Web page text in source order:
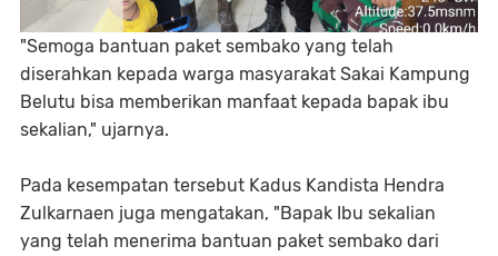
‎"Semoga bantuan paket sembako yang telah
diserahkan kepada warga masyarakat Sakai Kampung
Belutu bisa memberikan manfaat kepada bapak ibu
sekalian," ujarnya.
‎Pada kesempatan tersebut Kadus Kandista Hendra
Zulkarnaen juga mengatakan, "Bapak Ibu sekalian
yang telah menerima bantuan paket sembako dari